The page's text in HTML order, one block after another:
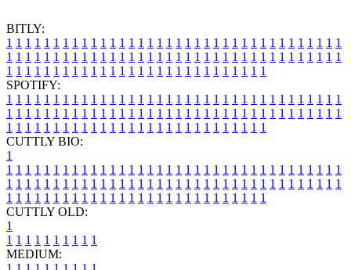
BITLY:
1 1 1 1 1 1 1 1 1 1 1 1 1 1 1 1 1 1 1 1 1 1 1 1 1 1 1 1 1 1 1 1 1 1 1 1
1 1 1 1 1 1 1 1 1 1 1 1 1 1 1 1 1 1 1 1 1 1 1 1 1 1 1 1 1 1 1 1 1 1 1 1
1 1 1 1 1 1 1 1 1 1 1 1 1 1 1 1 1 1 1 1 1 1 1 1 1 1 1 1
SPOTIFY:
1 1 1 1 1 1 1 1 1 1 1 1 1 1 1 1 1 1 1 1 1 1 1 1 1 1 1 1 1 1 1 1 1 1 1 1
1 1 1 1 1 1 1 1 1 1 1 1 1 1 1 1 1 1 1 1 1 1 1 1 1 1 1 1 1 1 1 1 1 1 1 1
1 1 1 1 1 1 1 1 1 1 1 1 1 1 1 1 1 1 1 1 1 1 1 1 1 1 1 1
CUTTLY BIO:
1
1 1 1 1 1 1 1 1 1 1 1 1 1 1 1 1 1 1 1 1 1 1 1 1 1 1 1 1 1 1 1 1 1 1 1 1
1 1 1 1 1 1 1 1 1 1 1 1 1 1 1 1 1 1 1 1 1 1 1 1 1 1 1 1 1 1 1 1 1 1 1 1
1 1 1 1 1 1 1 1 1 1 1 1 1 1 1 1 1 1 1 1 1 1 1 1 1 1 1 1
CUTTLY OLD:
1
1 1 1 1 1 1 1 1 1 1
MEDIUM: